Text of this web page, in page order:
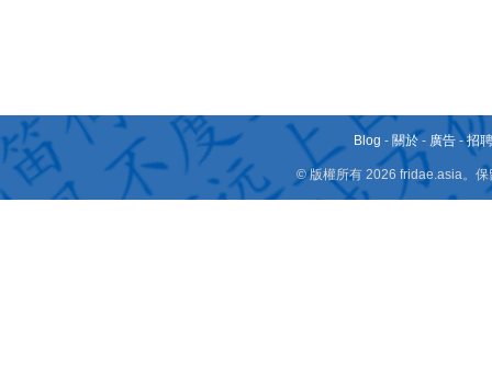
Blog - 關於 - 廣告 -招
© 版權所有 2026 fridae.asia。